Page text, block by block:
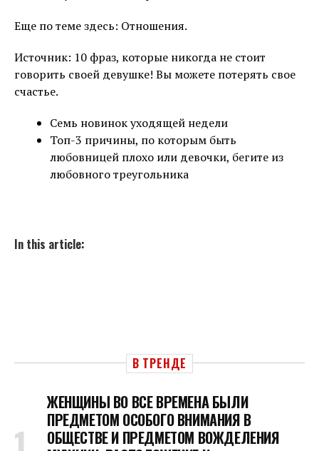
Еще по теме здесь: Отношения.
Источник: 10 фраз, которые никогда не стоит
говорить своей девушке! Вы можете потерять свое
счастье.
Семь новинок уходящей недели
Топ-3 причины, по которым быть
любовницей плохо или девочки, бегите из
любовного треугольника
In this article:
В ТРЕНДЕ
ЖЕНЩИНЫ ВО ВСЕ ВРЕМЕНА БЫЛИ
ПРЕДМЕТОМ ОСОБОГО ВНИМАНИЯ В
ОБЩЕСТВЕ И ПРЕДМЕТОМ ВОЖДЕЛЕНИЯ